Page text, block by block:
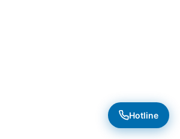
Hotline